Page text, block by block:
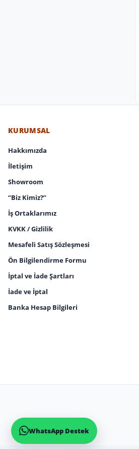
KURUMSAL
Hakkımızda
İletişim
Showroom
“Biz Kimiz?”
İş Ortaklarımız
KVKK / Gizlilik
Mesafeli Satış Sözleşmesi
Ön Bilgilendirme Formu
İptal ve İade Şartları
İade ve İptal
Banka Hesap Bilgileri
WhatsApp Destek